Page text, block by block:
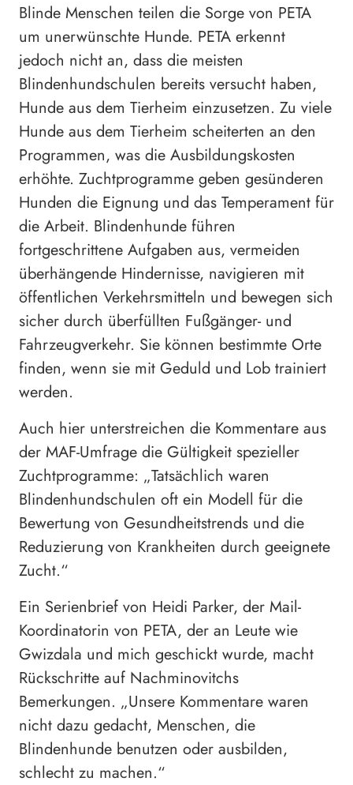
Blinde Menschen teilen die Sorge von PETA
um unerwünschte Hunde. PETA erkennt
jedoch nicht an, dass die meisten
Blindenhundschulen bereits versucht haben,
Hunde aus dem Tierheim einzusetzen. Zu viele
Hunde aus dem Tierheim scheiterten an den
Programmen, was die Ausbildungskosten
erhöhte. Zuchtprogramme geben gesünderen
Hunden die Eignung und das Temperament für
die Arbeit. Blindenhunde führen
fortgeschrittene Aufgaben aus, vermeiden
überhängende Hindernisse, navigieren mit
öffentlichen Verkehrsmitteln und bewegen sich
sicher durch überfüllten Fußgänger- und
Fahrzeugverkehr. Sie können bestimmte Orte
finden, wenn sie mit Geduld und Lob trainiert
werden.
Auch hier unterstreichen die Kommentare aus
der MAF-Umfrage die Gültigkeit spezieller
Zuchtprogramme: „Tatsächlich waren
Blindenhundschulen oft ein Modell für die
Bewertung von Gesundheitstrends und die
Reduzierung von Krankheiten durch geeignete
Zucht.“
Ein Serienbrief von Heidi Parker, der Mail-
Koordinatorin von PETA, der an Leute wie
Gwizdala und mich geschickt wurde, macht
Rückschritte auf Nachminovitchs
Bemerkungen. „Unsere Kommentare waren
nicht dazu gedacht, Menschen, die
Blindenhunde benutzen oder ausbilden,
schlecht zu machen.“